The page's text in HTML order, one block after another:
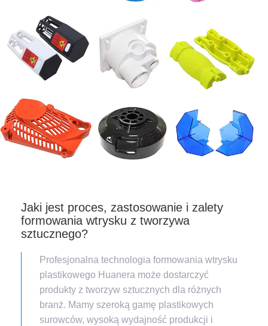
Jaki jest proces, zastosowanie i zalety
formowania wtrysku z tworzywa
sztucznego?
Profesjonalna technologia formowania wtrysku
plastikowego Huanera może dostarczyć
produkty z tworzyw sztucznych dla różnych
branż. Mamy szeroką gamę plastikowych
surowców, wysoką wydajność produkcji i